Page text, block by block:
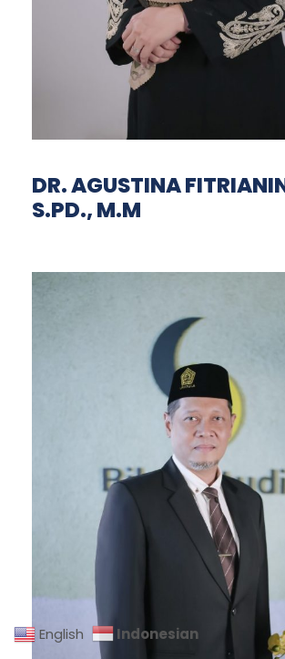
DR. AGUSTINA
S.PD., M.M
English Indonesian